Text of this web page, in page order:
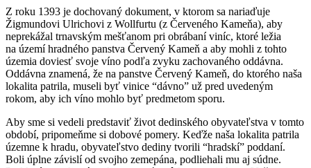
Z roku 1393 je dochovaný dokument, v ktorom sa nariaďuje
Žigmundovi Ulrichovi z Wollfurtu (z Červeného Kameňa), aby
neprekážal trnavským mešťanom pri obrábaní viníc, ktoré ležia
na území hradného panstva Červený Kameň a aby mohli z tohto
územia doviesť svoje víno podľa zvyku zachovaného oddávna.
Oddávna znamená, že na panstve Červený Kameň, do ktorého naša
lokalita patrila, museli byť vinice “dávno” už pred uvedeným
rokom, aby ich víno mohlo byť predmetom sporu.
Aby sme si vedeli predstaviť život dedinského obyvateľstva v tomto
období, pripomeňme si dobové pomery. Keďže naša lokalita patrila
územne k hradu, obyvateľstvo dediny tvorili “hradskí” poddaní.
Boli úplne závislí od svojho zemepána, podliehali mu aj súdne.